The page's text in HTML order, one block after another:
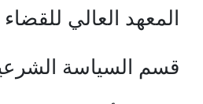
المعهد العالي للقضاء
قسم السياسة